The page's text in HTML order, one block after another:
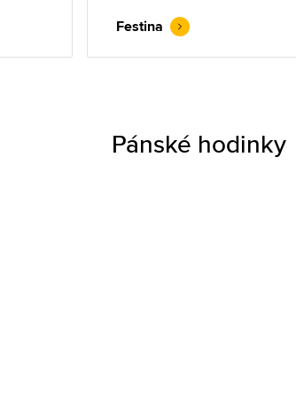
Festina
Pánské hodinky